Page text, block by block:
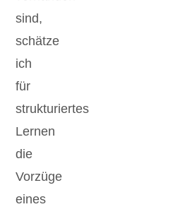
sind,
schätze
ich
für
strukturiertes
Lernen
die
Vorzüge
eines